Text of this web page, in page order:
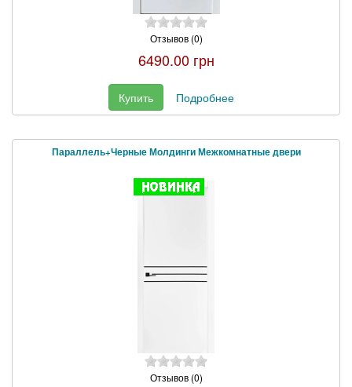
Отзывов (0)
6490.00 грн
Купить Подробнее
Параллель+Черные Молдинги Межкомнатные двери
Отзывов (0)